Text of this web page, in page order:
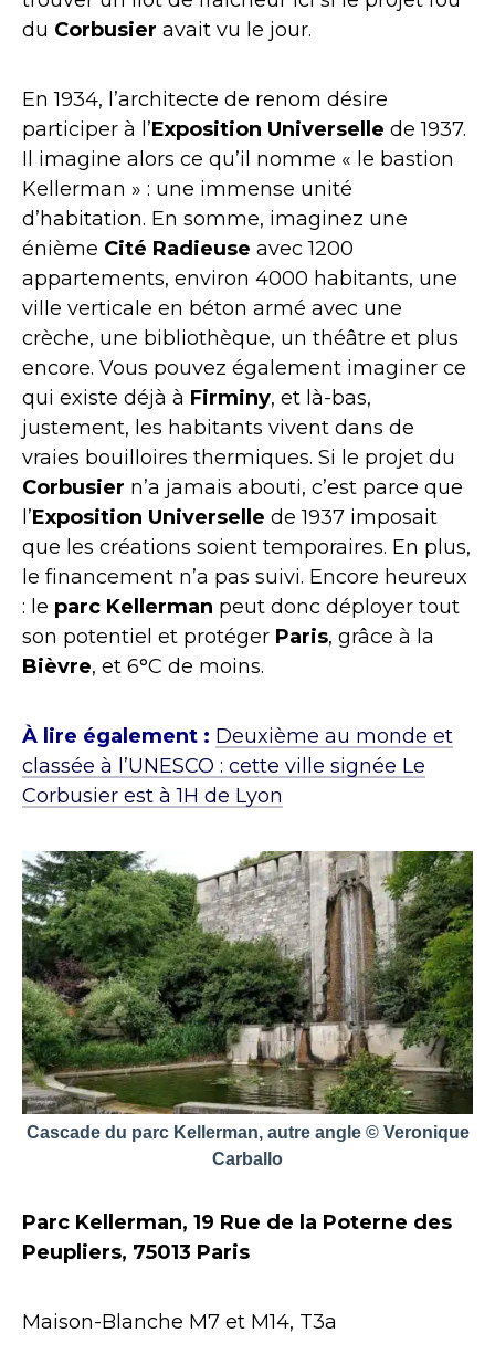
du Corbusier avait vu le jour.
En 1934, l’architecte de renom désire
participer à l’Exposition Universelle de 1937.
Il imagine alors ce qu’il nomme « le bastion
Kellerman » : une immense unité
d’habitation. En somme, imaginez une
énième Cité Radieuse avec 1200
appartements, environ 4000 habitants, une
ville verticale en béton armé avec une
crèche, une bibliothèque, un théâtre et plus
encore. Vous pouvez également imaginer ce
qui existe déjà à Firminy, et là-bas,
justement, les habitants vivent dans de
vraies bouilloires thermiques. Si le projet du
Corbusier n’a jamais abouti, c’est parce que
l’Exposition Universelle de 1937 imposait
que les créations soient temporaires. En plus,
le financement n’a pas suivi. Encore heureux
: le parc Kellerman peut donc déployer tout
son potentiel et protéger Paris, grâce à la
Bièvre, et 6°C de moins.
À lire également : Deuxième au monde et
classée à l’UNESCO : cette ville signée Le
Corbusier est à 1H de Lyon
Cascade du parc Kellerman, autre angle © Veronique
Carballo
Parc Kellerman, 19 Rue de la Poterne des
Peupliers, 75013 Paris
Maison-Blanche M7 et M14, T3a